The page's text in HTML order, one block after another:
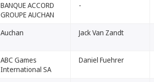
BANQUE ACCORD
GROUPE AUCHAN
-
Auchan Jack Van Zandt
ABC Games
International SA
Daniel Fuehrer